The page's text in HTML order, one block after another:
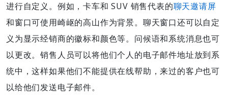
进行自定义。例如，卡车和 SUV 销售代表的聊天邀请屏
和窗口可使用崎岖的高山作为背景。聊天窗口还可以自定
义为显示经销商的徽标和颜色等。问候语和系统消息也可
以更改。销售人员可以将他们个人的电子邮件地址放到系
统中，这样如果他们不能提供在线帮助，来过的客户也可
以给他们发送电子邮件。